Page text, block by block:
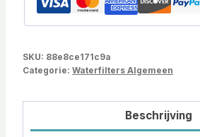
SKU: 88e8ce171c9a
Categorie: Waterfilters Algemeen
Beschrijving